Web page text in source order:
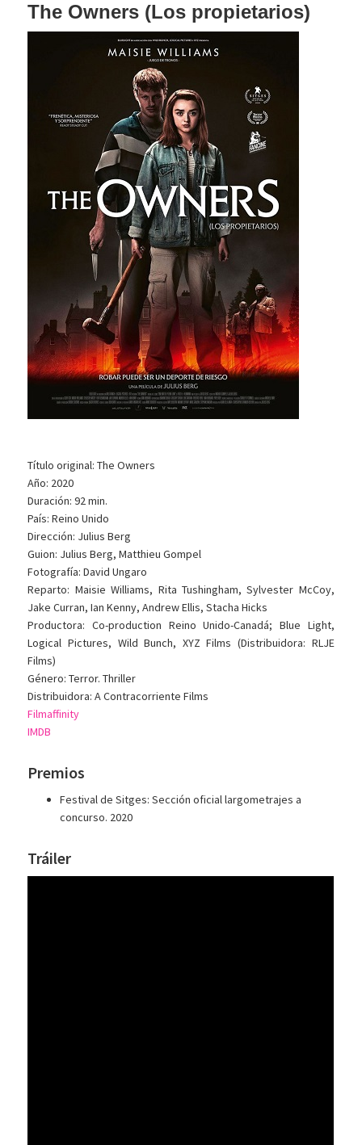
The Owners (Los propietarios)
Título original: The Owners
Año: 2020
Duración: 92 min.
País: Reino Unido
Dirección: Julius Berg
Guion: Julius Berg, Matthieu Gompel
Fotografía: David Ungaro
Reparto: Maisie Williams, Rita Tushingham, Sylvester McCoy,
Jake Curran, Ian Kenny, Andrew Ellis, Stacha Hicks
Productora: Co-production Reino Unido-Canadá; Blue Light,
Logical Pictures, Wild Bunch, XYZ Films (Distribuidora: RLJE
Films)
Género: Terror. Thriller
Distribuidora: A Contracorriente Films
Filmaffinity
IMDB
Premios
Festival de Sitges: Sección oficial largometrajes a
concurso. 2020
Tráiler